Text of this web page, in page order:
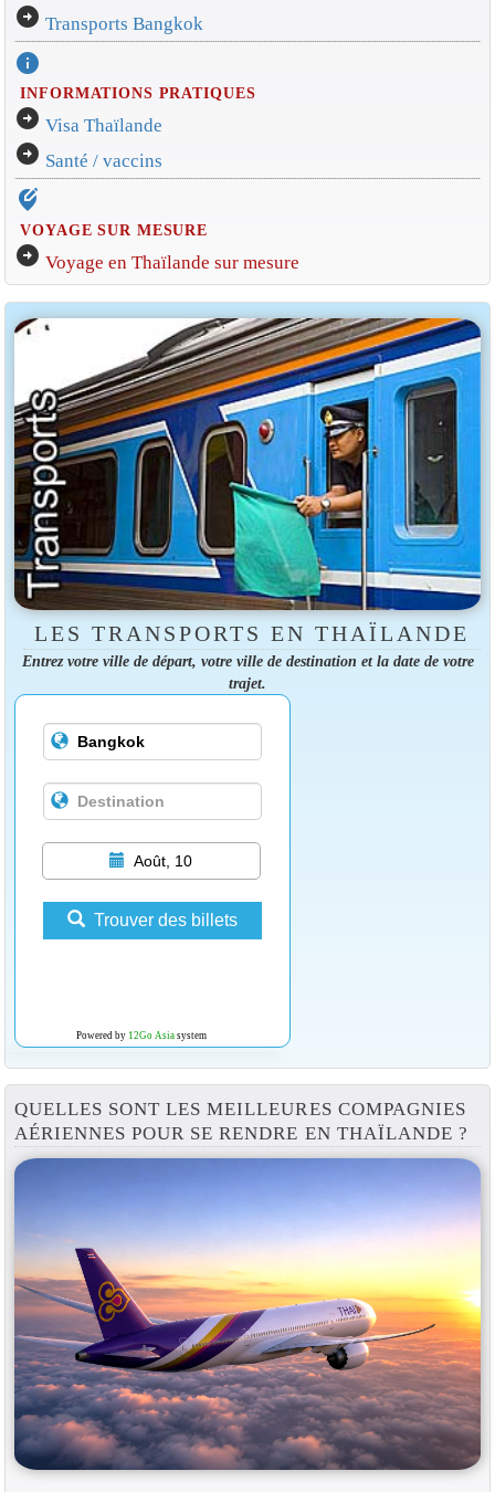
arrow_circle_right Transports Bangkok
info
INFORMATIONS PRATIQUES
arrow_circle_right Visa Thaïlande
arrow_circle_right Santé / vaccins
edit_location_alt
VOYAGE SUR MESURE
arrow_circle_right Voyage en Thaïlande sur mesure
LES TRANSPORTS EN THAÏLANDE
Entrez votre ville de départ, votre ville de destination et la date de votre
trajet.
Août, 10
Trouver des billets
Powered by 12Go Asiasystem
QUELLES SONT LES MEILLEURES COMPAGNIES
AÉRIENNES POUR SE RENDRE EN THAÏLANDE ?